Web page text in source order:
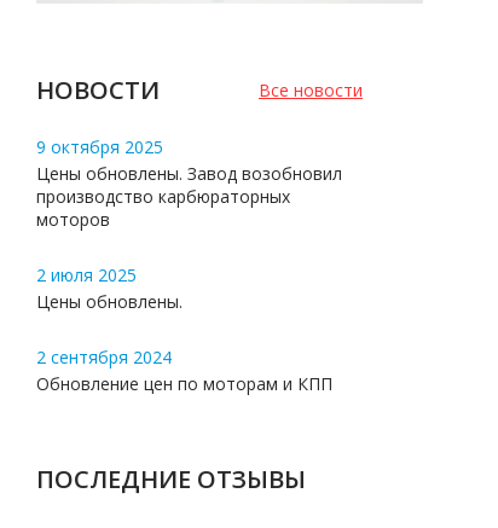
Все новости
НОВОСТИ
9 октября 2025
Цены обновлены. Завод возобновил
производство карбюраторных
моторов
2 июля 2025
Цены обновлены.
2 сентября 2024
Обновление цен по моторам и КПП
ПОСЛЕДНИЕ ОТЗЫВЫ